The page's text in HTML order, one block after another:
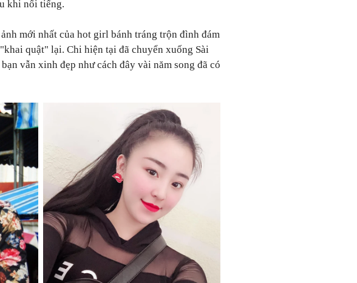
khi nổi tiếng.
mới nhất của hot girl bánh tráng trộn đình đám
quật" lại. Chi hiện tại đã chuyển xuống Sài
vẫn xinh đẹp như cách đây vài năm song đã có